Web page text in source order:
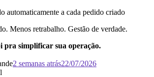
automaticamente a cada pedido criado
Menos retrabalho. Gestão de verdade.
pra simplificar sua operação.
2 semanas atrás22/07/2026